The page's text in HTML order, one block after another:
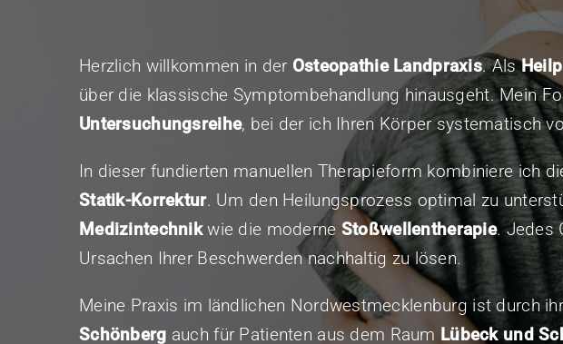
Herzlich willkommen in der Osteopathie Landpraxis. Als
über die klassische Symptombehandlung hinausgeht. Mein
Untersuchungsreihe, bei der ich Ihren Körper systematisch
In dieser fundierten manuellen Therapieform kombiniere ich
Statik-Korrektur. Um den Heilungsprozess optimal zu
Medizintechnikwie die moderne Stoßwellentherapie. Jedes
Ursachen Ihrer Beschwerden nachhaltig zu lösen.
Meine Praxis im ländlichen Nordwestmecklenburg ist durch
Schönberg auch für Patienten aus dem Raum Lübeck und